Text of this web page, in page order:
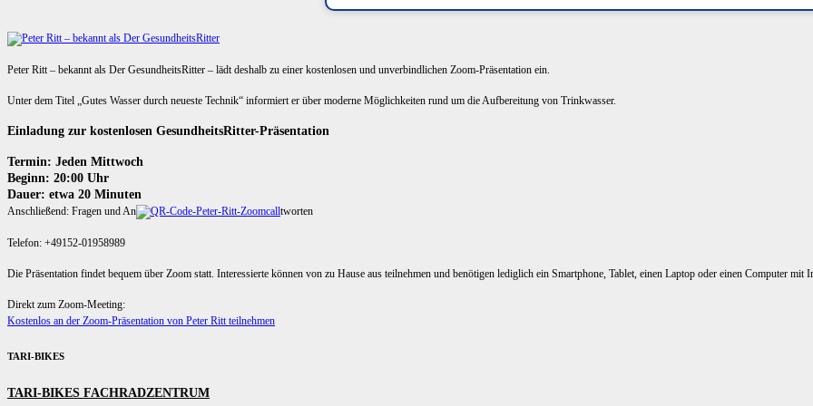
Peter Ritt – bekannt als Der GesundheitsRitter – lädt deshalb zu einer kostenlosen und unverbindlichen Zoom-Präsentation ein.
Unter dem Titel „Gutes Wasser durch neueste Technik“ informiert er über moderne Möglichkeiten rund um die Aufbereitung von Trinkwasser.
Einladung zur kostenlosen GesundheitsRitter-Präsentation
Termin: Jeden Mittwoch
Beginn: 20:00 Uhr
Dauer: etwa 20 Minuten
Anschließend: Fragen und An tworten
Telefon: +49152-01958989
Die Präsentation findet bequem über Zoom statt. Interessierte können von zu Hause aus teilnehmen und benötigen lediglich ein Smartphone, Tablet, einen Laptop oder einen Computer mit
Direkt zum Zoom-Meeting:
Kostenlos an der Zoom-Präsentation von Peter Ritt teilnehmen
TARI-BIKES
TARI-BIKES FACHRADZENTRUM